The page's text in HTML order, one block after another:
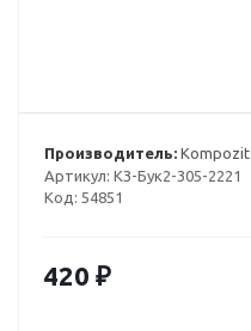
Производитель: Kompozit
Артикул: КЗ-Бук2-305-2221
Код: 54851
420 ₽